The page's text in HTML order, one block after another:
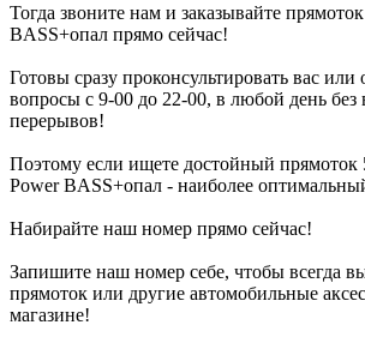
Тогда звоните нам и заказывайте
BASS+опал прямо сейчас!
Готовы сразу проконсультировать вас или
вопросы с 9-00 до 22-00, в любой день
перерывов!
Поэтому если ищете достойный
Power BASS+опал - наиболее
Набирайте наш номер прямо сейчас!
Запишите наш номер себе, чтобы всегда
прямоток или другие автомобильные
магазине!